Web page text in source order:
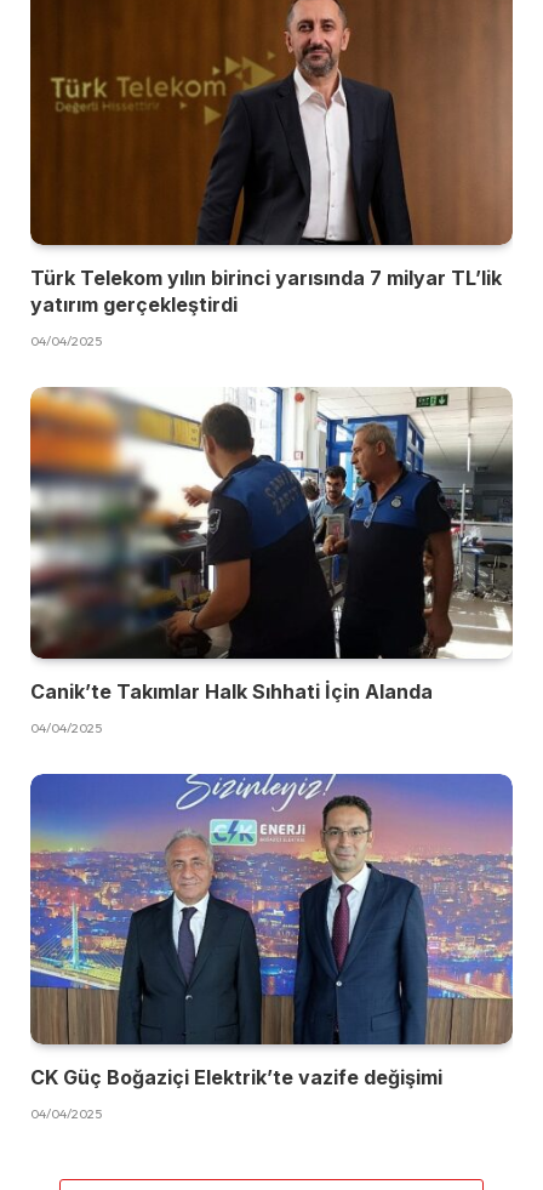
Türk Telekom yılın birinci yarısında 7 milyar TL’lik
yatırım gerçekleştirdi
04/04/2025
Canik’te Takımlar Halk Sıhhati İçin Alanda
04/04/2025
CK Güç Boğaziçi Elektrik’te vazife değişimi
04/04/2025